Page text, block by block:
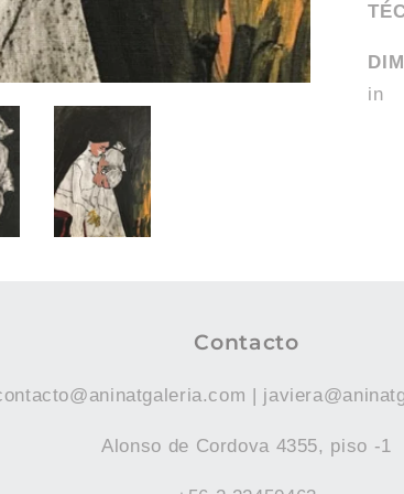
in
Contacto
|
Alonso de Cordova 4355, piso -1